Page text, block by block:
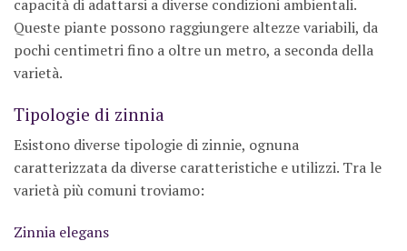
capacità di adattarsi a diverse condizioni ambientali.
Queste piante possono raggiungere altezze variabili, da
pochi centimetri fino a oltre un metro, a seconda della
varietà.
Tipologie di zinnia
Esistono diverse tipologie di zinnie, ognuna
caratterizzata da diverse caratteristiche e utilizzi. Tra le
varietà più comuni troviamo:
Zinnia elegans